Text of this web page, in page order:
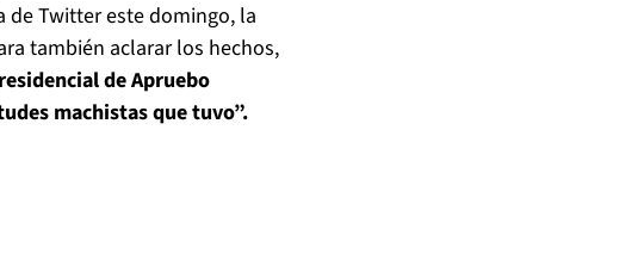
de Twitter este domingo, la
también aclarar los hechos,
de Apruebo
machistas que tuvo”.